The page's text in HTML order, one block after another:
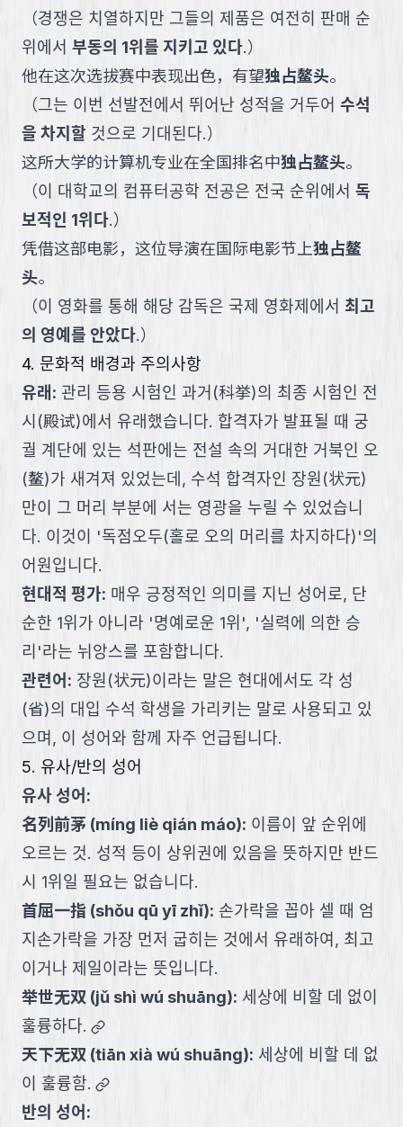
（경쟁은 치열하지만 그들의 제품은 여전히 판매 순
위에서 부동의 1위를 지키고 있다.）
他在这次选拔赛中表现出色，有望独占鳌头。
（그는 이번 선발전에서 뛰어난 성적을 거두어 수석
을 차지할 것으로 기대된다.）
这所大学的计算机专业在全国排名中独占鳌头。
（이 대학교의 컴퓨터공학 전공은 전국 순위에서 독
보적인 1위다.）
凭借这部电影，这位导演在国际电影节上独占鳌
头。
（이 영화를 통해 해당 감독은 국제 영화제에서 최고
의 영예를 안았다.）
4. 문화적 배경과 주의사항
유래 : 관리 등용 시험인 과거(科挙)의 최종 시험인 전
시(殿试)에서 유래했습니다. 합격자가 발표될 때 궁
궐 계단에 있는 석판에는 전설 속의 거대한 거북인 오
(鳌)가 새겨져 있었는데, 수석 합격자인 장원(状元)
만이 그 머리 부분에 서는 영광을 누릴 수 있었습니
다. 이것이 '독점오두(홀로 오의 머리를 차지하다)'의
어원입니다.
현대적 평가: 매우 긍정적인 의미를 지닌 성어로, 단
순한 1위가 아니라 '명예로운 1위', '실력에 의한 승
리'라는 뉘앙스를 포함합니다.
관련어 : 장원(状元)이라는 말은 현대에서도 각 성
(省)의 대입 수석 학생을 가리키는 말로 사용되고 있
으며, 이 성어와 함께 자주 언급됩니다.
5. 유사/반의 성어
유사 성어:
名列前茅 (míng liè qián máo): 이름이 앞 순위에
오르는 것. 성적 등이 상위권에 있음을 뜻하지만 반드
시 1위일 필요는 없습니다.
首屈一指 (shǒu qū yī zhǐ): 손가락을 꼽아 셀 때 엄
지손가락을 가장 먼저 굽히는 것에서 유래하여, 최고
이거나 제일이라는 뜻입니다.
举世无双 (jǔ shì wú shuāng): 세상에 비할 데 없이
훌륭하다.
link
天下无双 (tiān xià wú shuāng): 세상에 비할 데 없
이 훌륭함.
link
반의 성어: